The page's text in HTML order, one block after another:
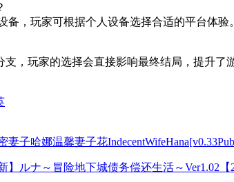
备，玩家可根据个人设备选择合适的平台体验。
，玩家的选择会直接影响最终结局，提升了
妻子哈娜温馨妻子花
】ルナ～冒险地下城债务偿还生活～Ver1.02【